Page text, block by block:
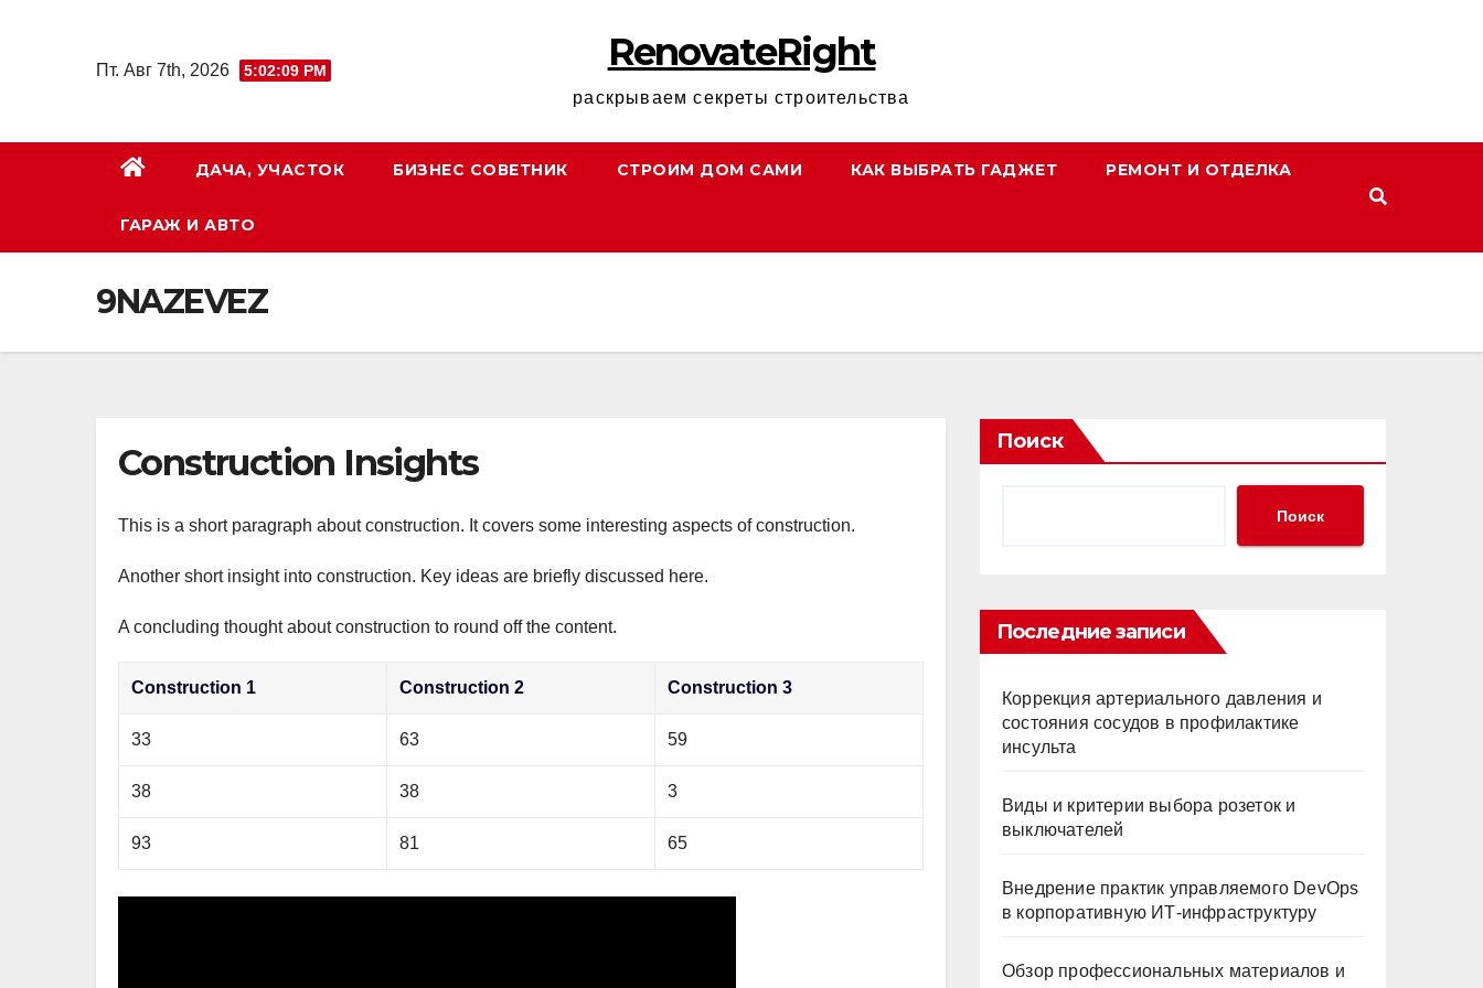
содержимому
Пт. Авг 7th, 2026 5:02:10 PM RenovateRight
раскрываем секреты строительства
ДАЧА, УЧАСТОК БИЗНЕС СОВЕТНИК СТРОИМ ДОМ САМИ КАК ВЫБРАТЬ ГАДЖЕТ РЕМОНТ И ОТДЕЛКА
ГАРАЖ И АВТО
9NAZEVEZ
Construction Insights
This is a short paragraph about construction. It covers some interesting aspects of construction.
Another short insight into construction. Key ideas are briefly discussed here.
A concluding thought about construction to round off the content.
Construction 1 Construction 2 Construction 3
33 63 59
38 38 3
93 81 65
Поиск
Поиск
Последние записи
Коррекция артериального давления и
состояния сосудов в профилактике
инсульта
Виды и критерии выбора розеток и
выключателей
Внедрение практик управляемого DevOps
в корпоративную ИТ-инфраструктуру
Обзор профессиональных материалов и